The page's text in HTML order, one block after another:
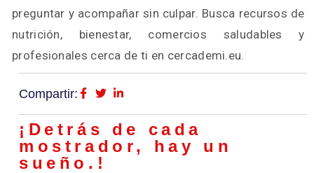
preguntar y acompañar sin culpar. Busca recursos de
nutrición, bienestar, comercios saludables y
profesionales cerca de ti en cercademi.eu.
Compartir:
¡Detrás de cada
mostrador, hay un
sueño.!